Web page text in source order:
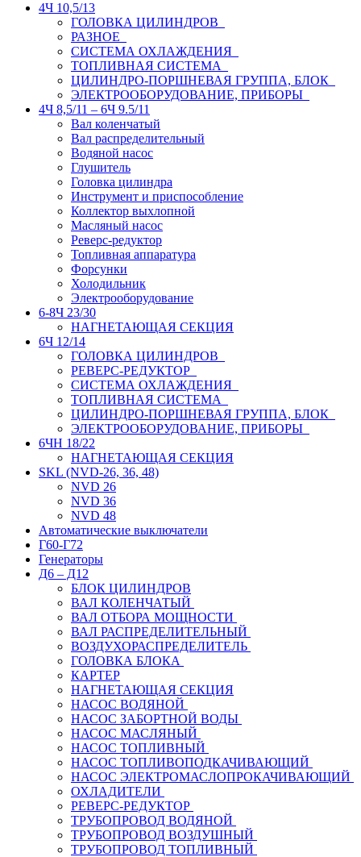
4Ч 10,5/13
ГОЛОВКА ЦИЛИНДРОВ
РАЗНОЕ
СИСТЕМА ОХЛАЖДЕНИЯ
ТОПЛИВНАЯ СИСТЕМА
ЦИЛИНДРО-ПОРШНЕВАЯ ГРУППА, БЛОК
ЭЛЕКТРООБОРУДОВАНИЕ, ПРИБОРЫ
4Ч 8,5/11 – 6Ч 9.5/11
Вал коленчатый
Вал распределительный
Водяной насос
Глушитель
Головка цилиндра
Инструмент и приспособление
Коллектор выхлопной
Масляный насос
Реверс-редуктор
Топливная аппаратура
Форсунки
Холодильник
Электрооборудование
6-8Ч 23/30
НАГНЕТАЮЩАЯ СЕКЦИЯ
6Ч 12/14
ГОЛОВКА ЦИЛИНДРОВ
РЕВЕРС-РЕДУКТОР
СИСТЕМА ОХЛАЖДЕНИЯ
ТОПЛИВНАЯ СИСТЕМА
ЦИЛИНДРО-ПОРШНЕВАЯ ГРУППА, БЛОК
ЭЛЕКТРООБОРУДОВАНИЕ, ПРИБОРЫ
6ЧН 18/22
НАГНЕТАЮЩАЯ СЕКЦИЯ
SKL (NVD-26, 36, 48)
NVD 26
NVD 36
NVD 48
Автоматические выключатели
Г60-Г72
Генераторы
Д6 – Д12
БЛОК ЦИЛИНДРОВ
ВАЛ КОЛЕНЧАТЫЙ
ВАЛ ОТБОРА МОЩНОСТИ
ВАЛ РАСПРЕДЕЛИТЕЛЬНЫЙ
ВОЗДУХОРАСПРЕДЕЛИТЕЛЬ
ГОЛОВКА БЛОКА
КАРТЕР
НАГНЕТАЮЩАЯ СЕКЦИЯ
НАСОС ВОДЯНОЙ
НАСОС ЗАБОРТНОЙ ВОДЫ
НАСОС МАСЛЯНЫЙ
НАСОС ТОПЛИВНЫЙ
НАСОС ТОПЛИВОПОДКАЧИВАЮЩИЙ
НАСОС ЭЛЕКТРОМАСЛОПРОКАЧИВАЮЩИЙ
ОХЛАДИТЕЛИ
РЕВЕРС-РЕДУКТОР
ТРУБОПРОВОД ВОДЯНОЙ
ТРУБОПРОВОД ВОЗДУШНЫЙ
ТРУБОПРОВОД ТОПЛИВНЫЙ